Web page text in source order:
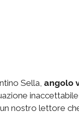
Sella, angolo
nostro lettore